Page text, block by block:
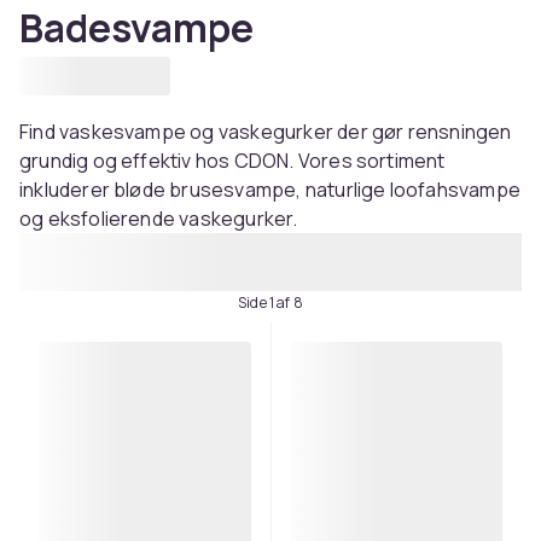
Badesvampe
Find vaskesvampe og vaskegurker der gør rensningen
grundig og effektiv hos CDON. Vores sortiment
inkluderer bløde brusesvampe, naturlige loofahsvampe
og eksfolierende vaskegurker.
Side 1 af 8